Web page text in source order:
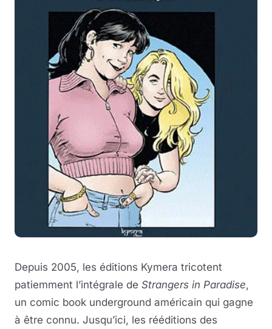
Depuis 2005, les éditions Kymera tricotent
patiemment l’intégrale de Strangers in Paradise,
un comic book underground américain qui gagne
à être connu. Jusqu’ici, les rééditions des